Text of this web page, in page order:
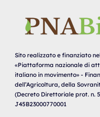
Sito realizzato e finanziato
«Piattaforma nazionale di
italiano in movimento» -
dell’Agricoltura, della
(Decreto Direttoriale prot. n.
J45B23000770001